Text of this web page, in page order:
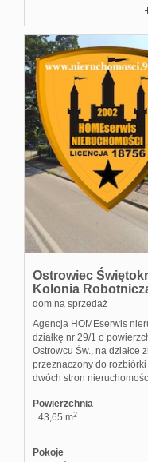
Ostrowiec
Kolonia
dom na sprzedaż
Agencja HOMEserwis
działkę nr 29/1 o
Ostrowcu Św., na działce
przeznaczony do
dwóch stron
Powierzchnia
43,65 m2
Pokoje